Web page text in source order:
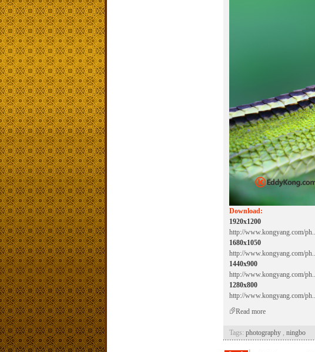
Download:
1920x1200
http://www.kongyang.com/
1680x1050
http://www.kongyang.com/
1440x900
http://www.kongyang.com/
1280x800
http://www.kongyang.com/
Read more
Tags: photography , ningbo